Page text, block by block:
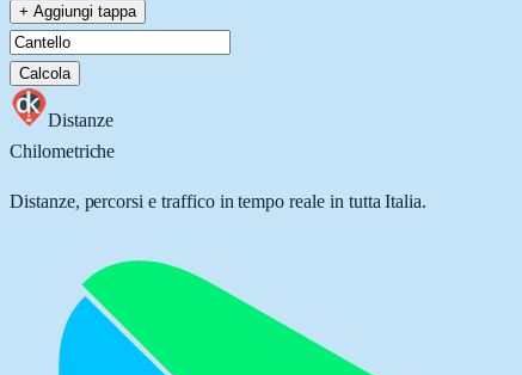
+ Aggiungi tappa
Calcola
Distanze
Chilometriche
Distanze, percorsi e traffico in tempo reale in tutta Italia.